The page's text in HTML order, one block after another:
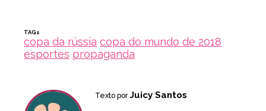
TAGs
copa da rússia copa do mundo de 2018
esportes propaganda
Texto por Juicy Santos